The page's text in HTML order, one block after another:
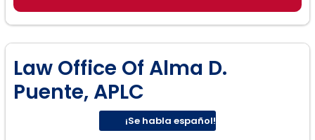
Law Office Of Alma D.
Puente, APLC
¡Se habla español!